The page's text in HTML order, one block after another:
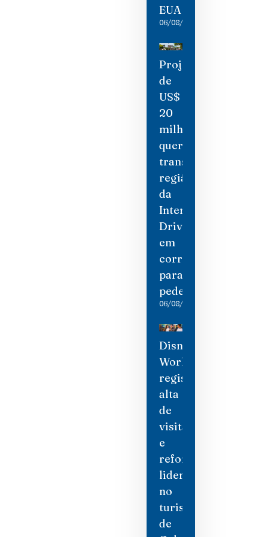
EUA
06/08/2026
Projeto
de
US$
20
milhões
quer
transformar
região
da
International
Drive
em
corredor
para
pedestres
06/08/2026
Disney
World
registra
alta
de
visitantes
e
reforça
liderança
no
turismo
de